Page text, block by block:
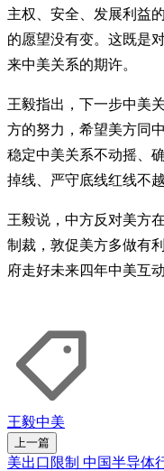
主权、安全、发展利益
的愿望没有变。这既是
来中美关系的期许。
王毅指出，下一步中美
方的努力，希望美方同
稳定中美关系不动摇、
掉线、严守底线红线不
王毅说，中方反对美方
制裁，敦促美方多做有
府走好未来四年中美互
王毅中美
上一篇
美出口限制 中国半导体